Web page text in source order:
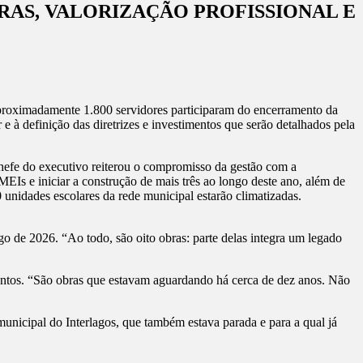
VALORIZAÇÃO PROFISSIONAL E
1.800 servidores participaram do encerramento da
definição das diretrizes e investimentos que serão detalhados pela
do executivo reiterou o compromisso da gestão com a
e iniciar a construção de mais três ao longo deste ano, além de
escolares da rede municipal estarão climatizadas.
de 2026. “Ao todo, são oito obras: parte delas integra um legado
“São obras que estavam aguardando há cerca de dez anos. Não
do Interlagos, que também estava parada e para a qual já